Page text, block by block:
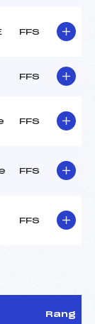
FFS
FFS
FFS
FFS
FFS
Rang